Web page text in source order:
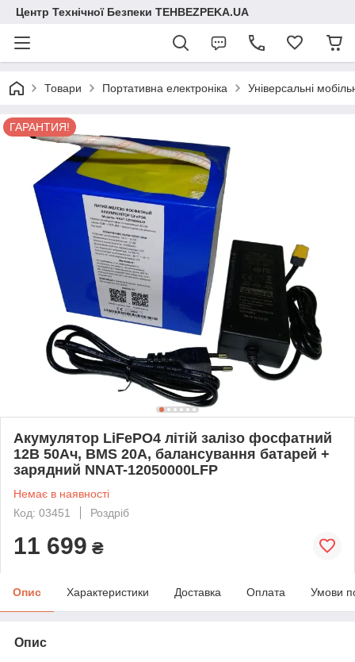
Центр Технічної Безпеки TEHBEZPEKA.UA
Товари Портативна електроніка Універсальні
ГАРАНТИЯ!
Акумулятор LiFePO4 літій залізо фосфатний
12В 50Ач, BMS 20А, балансування батарей +
зарядний NNAT-12050000LFP
Немає в наявності
Код: 03451
Роздріб
11 699 ₴
Опис Характеристики Доставка Оплата Умови
Опис